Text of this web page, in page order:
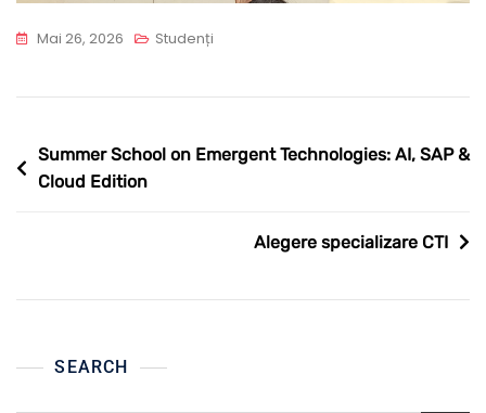
Mai 26, 2026 Studenți
Navigare
Summer School on Emergent Technologies: AI, SAP &
Cloud Edition
Alegere specializare CTI
SEARCH